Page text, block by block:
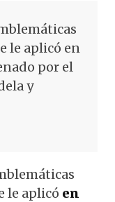
le aplicó en
por el
y
le aplicó en